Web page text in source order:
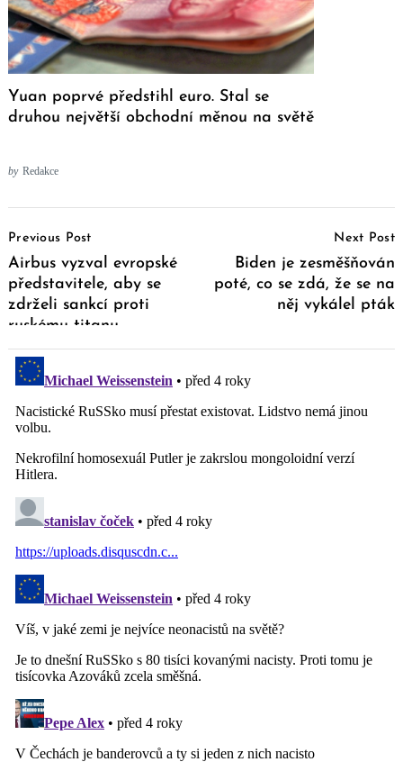
Yuan poprvé předstihl euro. Stal se
druhou největší obchodní měnou na světě
by Redakce
Navigation
Previous Post
Airbus vyzval evropské
představitele, aby se
zdrželi sankcí proti
ruskému titanu
Next Post
Biden je zesměšňován
poté, co se zdá, že se na
něj vykálel pták